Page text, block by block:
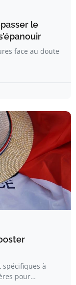
le
face au doute
spécifiques à
pour…